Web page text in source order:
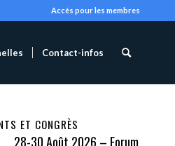
Accès pour les membres
Contact-infos
ET CONGRÈS
28-30 Août 2026 – Forum